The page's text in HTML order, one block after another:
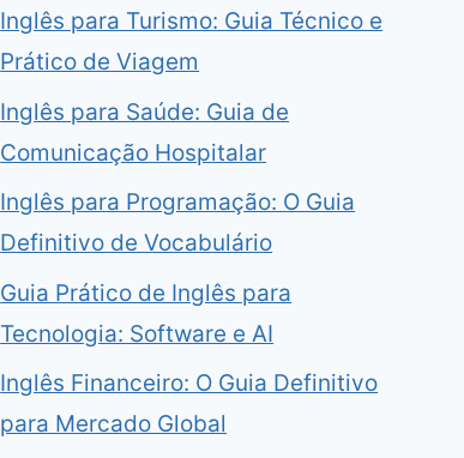
Inglês para Turismo: Guia Técnico e
Prático de Viagem
Inglês para Saúde: Guia de
Comunicação Hospitalar
Inglês para Programação: O Guia
Definitivo de Vocabulário
Guia Prático de Inglês para
Tecnologia: Software e AI
Inglês Financeiro: O Guia Definitivo
para Mercado Global